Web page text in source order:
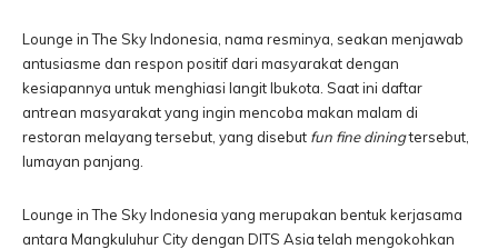
Lounge in The Sky Indonesia, nama resminya, seakan menjawab
antusiasme dan respon positif dari masyarakat dengan
kesiapannya untuk menghiasi langit Ibukota. Saat ini daftar
antrean masyarakat yang ingin mencoba makan malam di
restoran melayang tersebut, yang disebut fun fine diningtersebut,
lumayan panjang.
Lounge in The Sky Indonesia yang merupakan bentuk kerjasama
antara Mangkuluhur City dengan DITS Asia telah mengokohkan